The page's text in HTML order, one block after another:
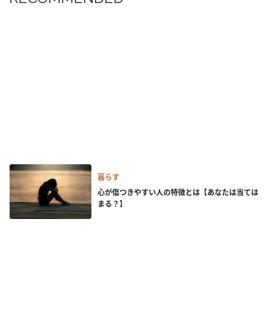
暮らす
心が傷つきやすい人の特徴とは【あなたは当ては
まる？】